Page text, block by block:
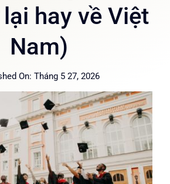
hay về Việt
Nam)
On: Tháng 5 27, 2026